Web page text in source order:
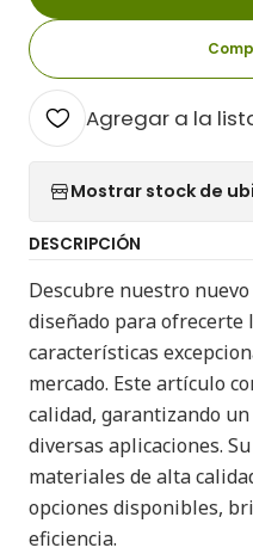
Agregar a la
Mostrar stock de
DESCRIPCIÓN
Descubre nuestro
diseñado para ofrecerte
características
mercado. Este artículo
calidad, garantizando
diversas aplicaciones.
materiales de alta
opciones disponibles,
eficiencia.